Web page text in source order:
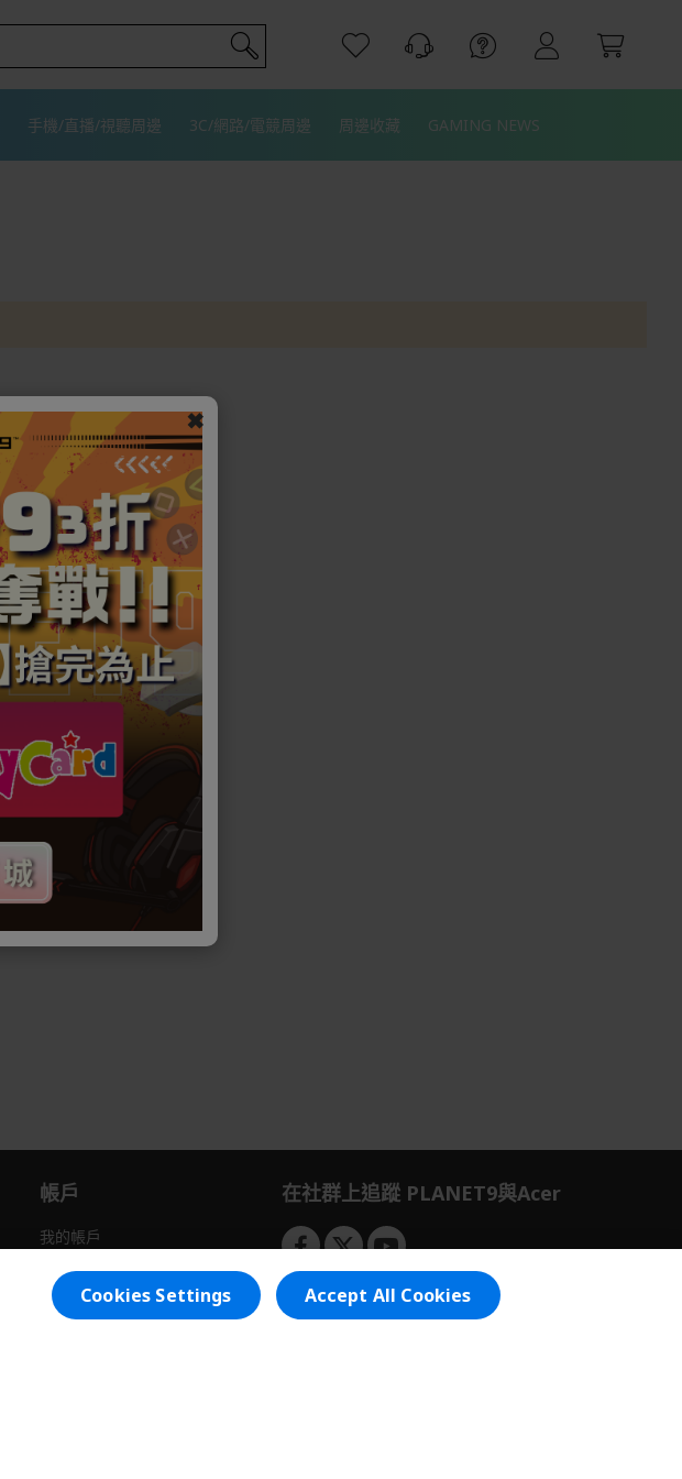
手機/直播/視聽周邊 3C/網路/電競周邊 周邊收藏 GAMING NEWS
帳戶
我的帳戶
我的購物車
在社群上追蹤 PLANET9與Acer
✖
Cookies Settings Accept All Cookies